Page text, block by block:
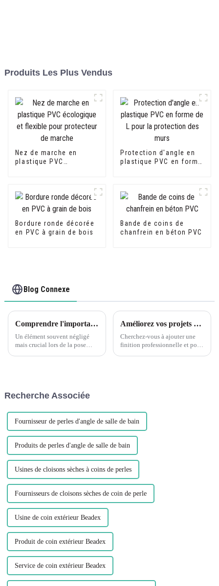
Produits Les Plus Vendus
Nez de marche en
plastique PVC
Protection d'angle en
plastique PVC en forme
Bordure ronde décorée
en PVC à grain de bois
Bande de coins de
chanfrein en béton PVC
Blog Connexe
Comprendre l'importance des profils de bandes de transition pour revêtements de sol en PVC Leguwe
Un élément souvent négligé
mais crucial lors de la pose
transparent et p...
Améliorez vos projets de carrelage avec les bordures de carrelage en PVC Leguwe
Cherchez-vous à ajouter une
finition professionnelle et polie
Recherche Associée
Fournisseur de perles d'angle de salle de bain
Produits de perles d'angle de salle de bain
Usines de cloisons sèches à coins de perles
Fournisseurs de cloisons sèches de coin de perle
Usine de coin extérieur Beadex
Produit de coin extérieur Beadex
Service de coin extérieur Beadex